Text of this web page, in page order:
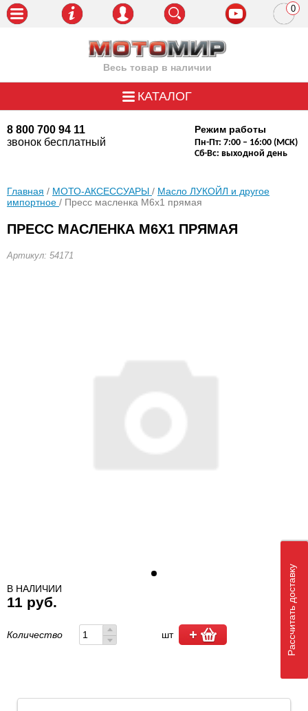
Весь товар в наличии
8 800 700 94 11
звонок бесплатный
Режим работы
Пн-Пт: 7:00 – 16:00 (МСК)
Сб-Вс: выходной день
0
КАТАЛОГ
Главная / МОТО-АКСЕССУАРЫ / Масло ЛУКОЙЛ и другое
импортное / Пресс масленка М6х1 прямая
ПРЕСС МАСЛЕНКА М6Х1 ПРЯМАЯ
Артикул: 54171
В НАЛИЧИИ
11 руб.
Количество шт Рассчитать доставку